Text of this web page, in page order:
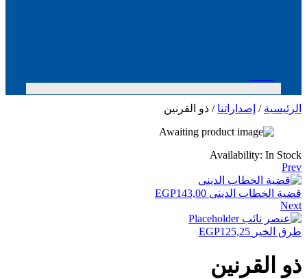
الرئيسية / إصداراتنا / ذو القرنين
Availability: In Stock
Prev
قضية الخطاب الدينى EGP143,00
Next
طرق الخير EGP125,25
ذو القرنين